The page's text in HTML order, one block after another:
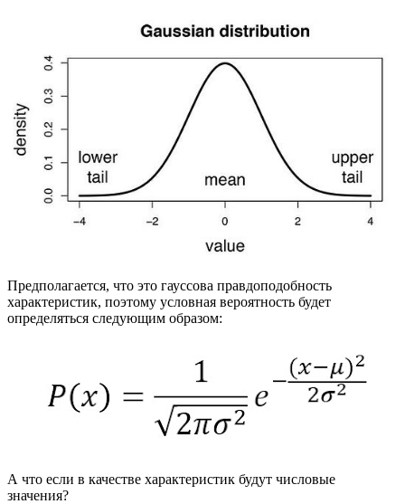
Предполагается, что это гауссова правдоподобность
характеристик, поэтому условная вероятность будет
определяться следующим образом:
А что если в качестве характеристик будут числовые
значения?